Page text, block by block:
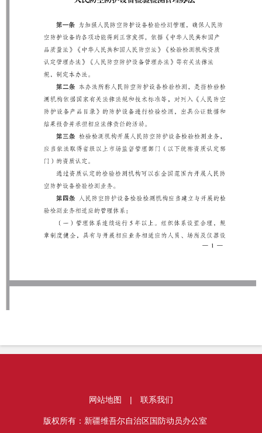
网站地图 | 联系我们
版权所有：新疆维吾尔自治区国防动员办公室